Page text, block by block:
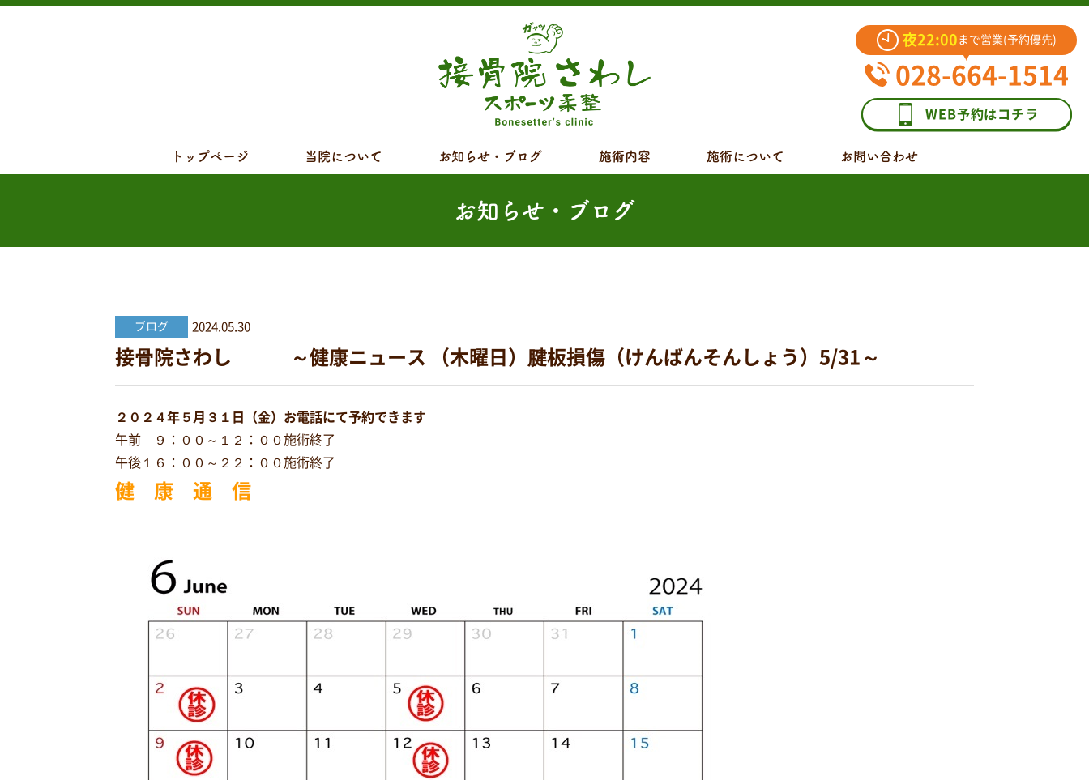
夜22:00 まで営業(予約優先)
028-664-1514
WEB予約はコチラ
トップページ 当院について お知らせ・ブログ 施術内容 施術について お問い合わせ
お知らせ・ブログ
ブログ 2024.05.30
接骨院さわし ～健康ニュース （木曜日）腱板損傷（けんばんそんしょう）5/31～
２０２４年５月３１日（金）お電話にて予約できます
午前 ９：００～１２：００施術終了
午後１６：００～２２：００施術終了
健 康 通 信